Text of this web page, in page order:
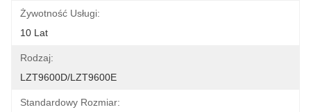
Żywotność Usługi:
10 Lat
Rodzaj:
LZT9600D/LZT9600E
Standardowy Rozmiar: